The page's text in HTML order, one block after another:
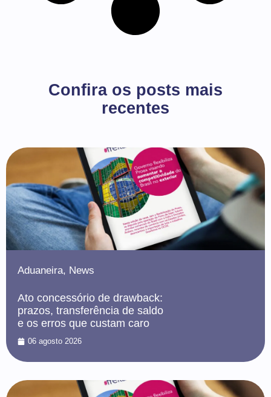
Confira os posts mais
recentes
Aduaneira, News
Ato concessório de drawback:
prazos, transferência de saldo
e os erros que custam caro
06 agosto 2026